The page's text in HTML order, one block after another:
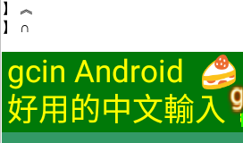
】 ︽
】 ∩